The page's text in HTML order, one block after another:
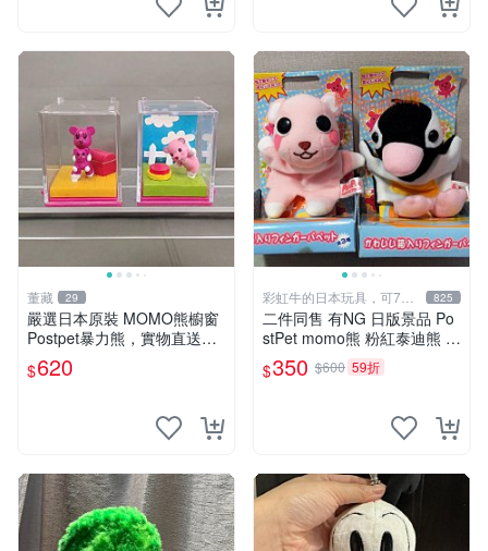
董藏 29
嚴選日本原裝 MOMO熊櫥窗
Postpet暴力熊，實物直送新
臺灣。MOMO熊 暴力熊 熊貓
櫥窗
$620
彩虹牛的日本玩具，可7取
付
825
二件同售 有NG 日版景品 Po
stPet momo熊 粉紅泰迪熊 妹
妹 comomo 企鵝 娃娃 布偶
手指頭 娃娃
$350 $600 59折